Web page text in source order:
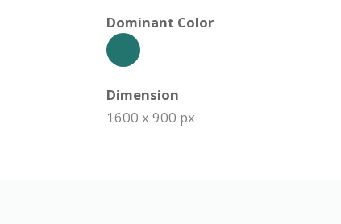
Dominant Color
Dimension
1600 x 900 px